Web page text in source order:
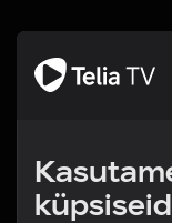
küpsiseid